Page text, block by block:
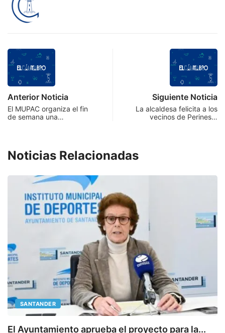
Anterior Noticia
El MUPAC organiza el fin
de semana una…
Siguiente Noticia
La alcaldesa felicita a los
vecinos de Perines…
Noticias Relacionadas
SANTANDER
El Ayuntamiento aprueba el proyecto para la...